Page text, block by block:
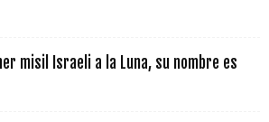
misil Israeli a la Luna, su nombre es